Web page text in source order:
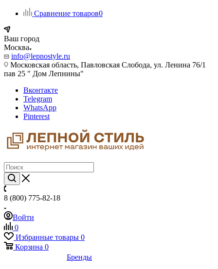
Сравнение товаров0
Ваш город
Москва
info@lepnostyle.ru
Московская область, Павловская Слобода, ул. Ленина 76/1
пав 25 " Дом Лепнины"
Вконтакте
Telegram
WhatsApp
Pinterest
8 (800) 775-82-18
Войти
0
Избранные товары 0
Корзина 0
Бренды